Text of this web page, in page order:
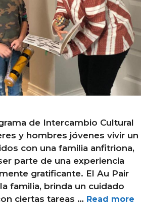
de Intercambio Cultural
y hombres jóvenes vivir un
con una familia anfitriona,
parte de una experiencia
gratificante. El Au Pair
familia, brinda un cuidado
ciertas tareas … Read more